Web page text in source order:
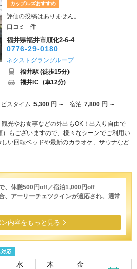
カップルズおすすめ
評価の投稿はありません。
口コミ - 件
福井県福井市順化2-6-4
0776-29-0180
ネクストグラングループ
福井駅 (徒歩15分)
福井IC (車12分)
スタイム 5,300 円 ～ 宿泊 7,800 円 ～
光やお食事などの外出もOK！出入り自由で
もございますので、様々なシーンでご利用い
い回転ベッドや最新のカラオケ、サウナなど
、休憩500円off／宿泊1,000円off
アーリーチェツクインが適応され、通常
内容をもっと見る
対応
水 木 金